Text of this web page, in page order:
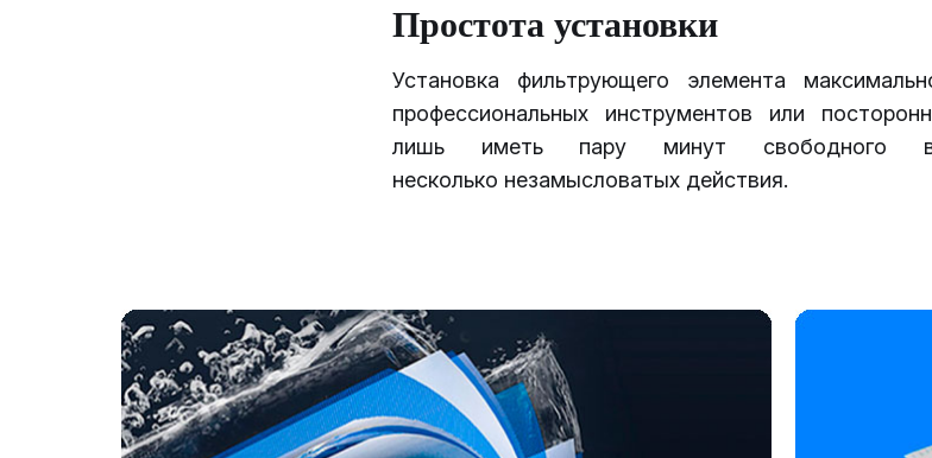
Простота установки
Установка фильтрующего элемента
профессиональных инструментов или
лишь иметь пару минут свободного
несколько незамысловатых действия.